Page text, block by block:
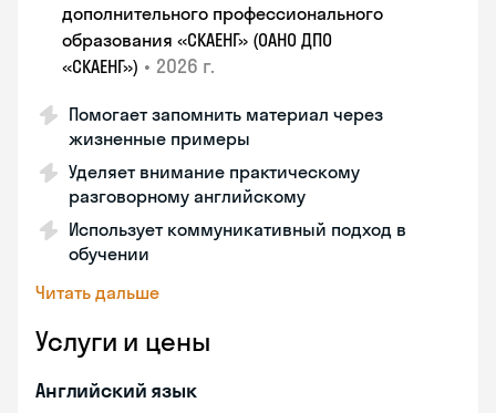
дополнительного профессионального
образования «СКАЕНГ» (ОАНО ДПО
«СКАЕНГ») • 2026 г.
Помогает запомнить материал через
жизненные примеры
Уделяет внимание практическому
разговорному английскому
Использует коммуникативный подход в
обучении
Читать дальше
Услуги и цены
Английский язык